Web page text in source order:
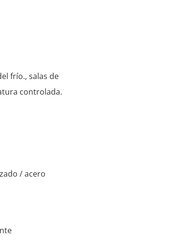
frío., salas de
controlada.
/ acero